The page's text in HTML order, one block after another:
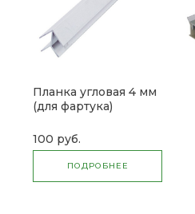
Планка угловая 4 мм
(для фартука)
100 руб.
ПОДРОБНЕЕ